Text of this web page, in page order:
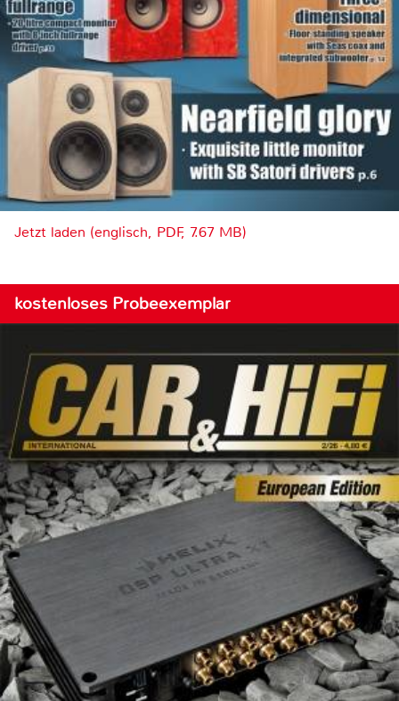
Jetzt laden (englisch, PDF, 7.67 MB)
kostenloses Probeexemplar